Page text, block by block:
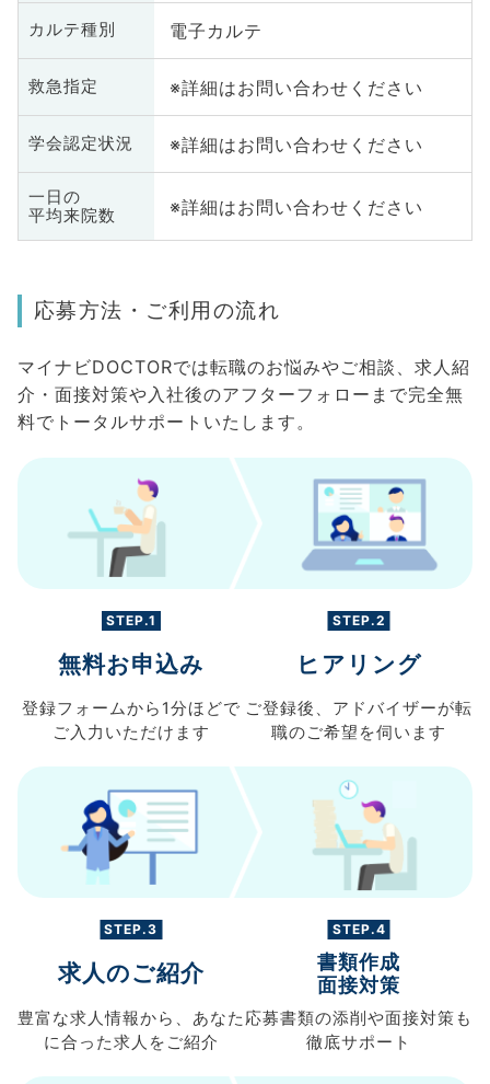
カルテ種別 電子カルテ
救急指定 ※詳細はお問い合わせください
学会認定状況 ※詳細はお問い合わせください
一日の
平均来院数
※詳細はお問い合わせください
応募方法・ご利用の流れ
マイナビDOCTORでは転職のお悩みやご相談、求人紹
介・面接対策や入社後のアフターフォローまで完全無
料でトータルサポートいたします。
STEP.1
無料お申込み
登録フォームから 1分ほどで
ご入力 いただけます
STEP.2
ヒアリング
ご登録後、 アドバイザーが転
職のご希望を伺います
STEP.3
求人のご紹介
豊富な求人情報から、 あなた
に合った求人を ご紹介
STEP.4
書類作成
面接対策
応募書類の添削や面接対策も
徹底サポート